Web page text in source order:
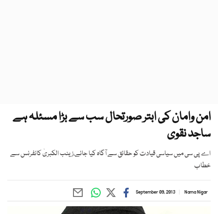
امن وامان کی ابتر صورتحال سب سے بڑا مسئلہ ہے
ساجد نقوی
اے پی سی میں سیاسی قیادت کو حقائق سے آگاہ کیا جائے،زینب الکبریٰ کانفرنس سے
خطاب
Nama Nigar
September 09, 2013